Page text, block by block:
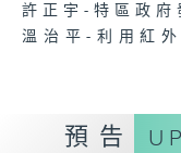
許正宇-特區政府
溫治平-利用紅
Tag: 官員
預告